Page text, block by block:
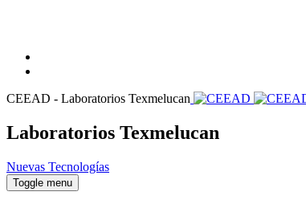
CEEAD - Laboratorios Texmelucan
Laboratorios Texmelucan
Nuevas Tecnologías
Toggle menu